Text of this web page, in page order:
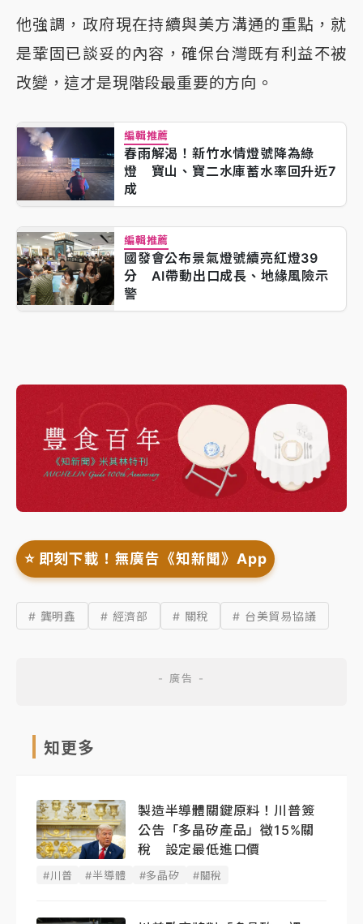
他強調，政府現在持續與美方溝通的重點，就
是鞏固已談妥的內容，確保台灣既有利益不被
改變，這才是現階段最重要的方向。
編輯推薦
春雨解渴！新竹水情燈號降為綠
燈 寶山、寶二水庫蓄水率回升近7
成
編輯推薦
國發會公布景氣燈號續亮紅燈39
分 AI帶動出口成長、地緣風險示
警
⭐️ 即刻下載！無廣告《知新聞》App
# 龔明鑫 # 經濟部 # 關稅 # 台美貿易協議
知更多
製造半導體關鍵原料！川普簽
公告「多晶矽產品」徵15%關
稅 設定最低進口價
#川普 #半導體 #多晶矽 #關稅